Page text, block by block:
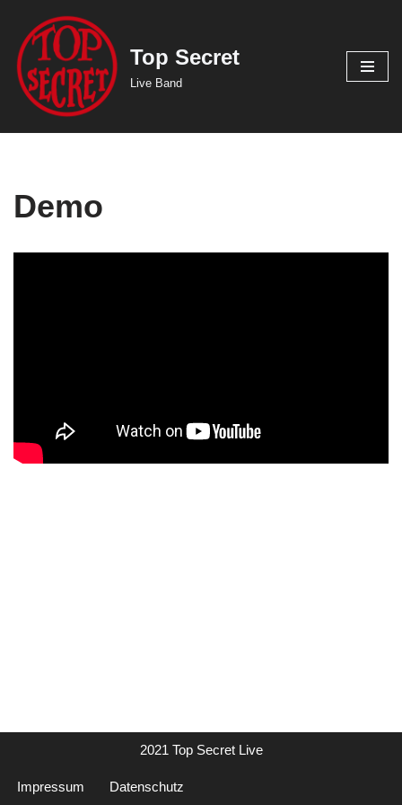
Zum
Inhalt
springen
Top Secret
Live Band
Demo
2021 Top Secret Live
Impressum Datenschutz